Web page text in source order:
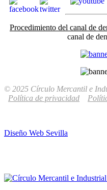
Procedimiento del canal de
canal de
© 2025 Círculo Mercantil e
Política de privacidad
Diseño Web Sevilla